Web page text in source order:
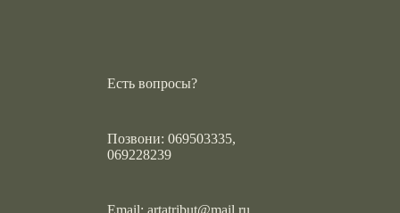
Есть вопросы?
Позвони: 069503335,
069228239